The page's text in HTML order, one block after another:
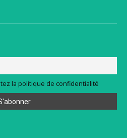
la politique de confidentialité